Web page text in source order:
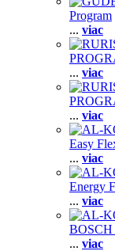
Program
... viac
... viac
... viac
Easy
... viac
Energy
... viac
BOSCH
... viac